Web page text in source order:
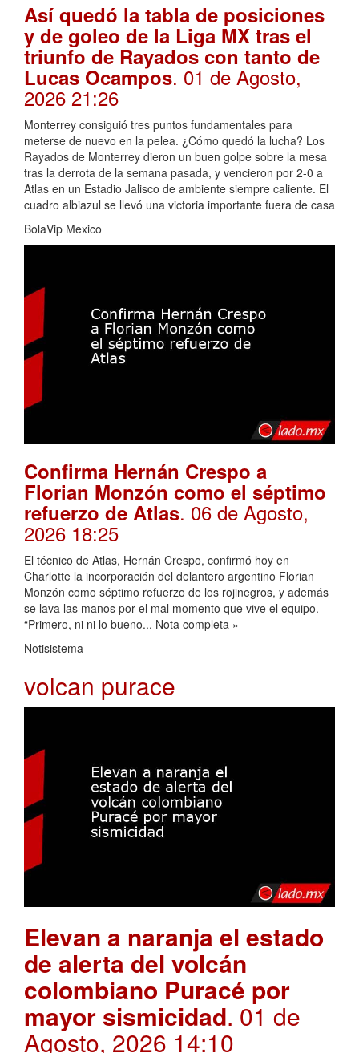
Así quedó la tabla de posiciones
y de goleo de la Liga MX tras el
triunfo de Rayados con tanto de
Lucas Ocampos. 01 de Agosto,
2026 21:26
Monterrey consiguió tres puntos fundamentales para
meterse de nuevo en la pelea. ¿Cómo quedó la lucha? Los
Rayados de Monterrey dieron un buen golpe sobre la mesa
tras la derrota de la semana pasada, y vencieron por 2-0 a
Atlas en un Estadio Jalisco de ambiente siempre caliente. El
cuadro albiazul se llevó una victoria importante fuera de casa
BolaVip Mexico
Confirma Hernán Crespo a
Florian Monzón como el séptimo
refuerzo de Atlas. 06 de Agosto,
2026 18:25
El técnico de Atlas, Hernán Crespo, confirmó hoy en
Charlotte la incorporación del delantero argentino Florian
Monzón como séptimo refuerzo de los rojinegros, y además
se lava las manos por el mal momento que vive el equipo.
“Primero, ni ni lo bueno... Nota completa »
Notisistema
volcan purace
Elevan a naranja el estado
de alerta del volcán
colombiano Puracé por
mayor sismicidad. 01 de
Agosto, 2026 14:10